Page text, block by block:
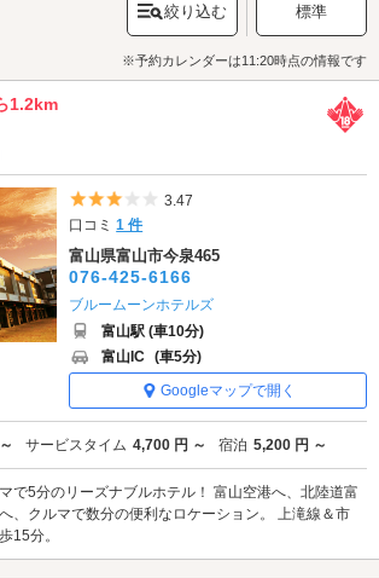
富山インター・黒崎エリアのラブホテル
からもアクセ
絞り込む 標準
※予約カレンダーは11:20時点の情報です
1.2km
5つ星のうち3
3.47
口コミ1 件
富山県富山市今泉465
076-425-6166
ブルームーンホテルズ
富山駅 (車10分)
富山IC (車5分)
Googleマップで開く
サービスタイム 4,700 円 ～ 宿泊 5,200 円 ～
で5分のリーズナブルホテル！ 富山空港へ、北陸道富
、クルマで数分の便利なロケーション。 上滝線＆市
15分。